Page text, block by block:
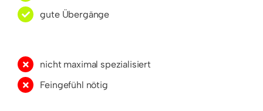
gute Übergänge
nicht maximal spezialisiert
Feingefühl nötig